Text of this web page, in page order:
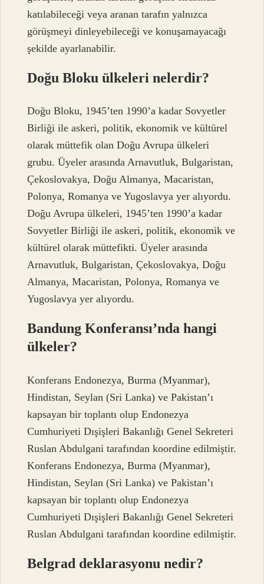
katılabileceği veya aranan tarafın yalnızca
görüşmeyi dinleyebileceği ve konuşamayacağı
şekilde ayarlanabilir.
Doğu Bloku ülkeleri nelerdir?
Doğu Bloku, 1945’ten 1990’a kadar Sovyetler
Birliği ile askeri, politik, ekonomik ve kültürel
olarak müttefik olan Doğu Avrupa ülkeleri
grubu. Üyeler arasında Arnavutluk, Bulgaristan,
Çekoslovakya, Doğu Almanya, Macaristan,
Polonya, Romanya ve Yugoslavya yer alıyordu.
Doğu Avrupa ülkeleri, 1945’ten 1990’a kadar
Sovyetler Birliği ile askeri, politik, ekonomik ve
kültürel olarak müttefikti. Üyeler arasında
Arnavutluk, Bulgaristan, Çekoslovakya, Doğu
Almanya, Macaristan, Polonya, Romanya ve
Yugoslavya yer alıyordu.
Bandung Konferansı’nda hangi
ülkeler?
Konferans Endonezya, Burma (Myanmar),
Hindistan, Seylan (Sri Lanka) ve Pakistan’ı
kapsayan bir toplantı olup Endonezya
Cumhuriyeti Dışişleri Bakanlığı Genel Sekreteri
Ruslan Abdulgani tarafından koordine edilmiştir.
Konferans Endonezya, Burma (Myanmar),
Hindistan, Seylan (Sri Lanka) ve Pakistan’ı
kapsayan bir toplantı olup Endonezya
Cumhuriyeti Dışişleri Bakanlığı Genel Sekreteri
Ruslan Abdulgani tarafından koordine edilmiştir.
Belgrad deklarasyonu nedir?